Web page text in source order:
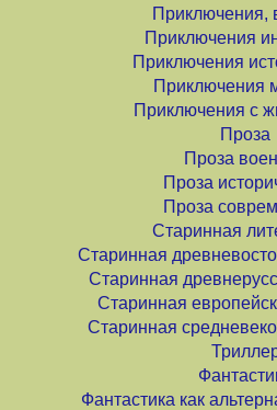
Приключения,
Приключения
Приключения
Приключения
Приключения с
Проза
Проза
Проза
Проза
Старинная
Старинная
Старинная
Старинная
Старинная
Фантастика как